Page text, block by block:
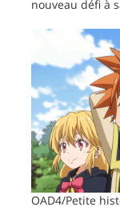
nouveau défi à
OAD4/Petite